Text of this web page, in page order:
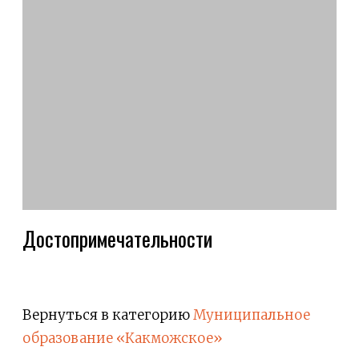
Достопримечательности
Вернуться в категориюМуниципальное
образование «Какможское»